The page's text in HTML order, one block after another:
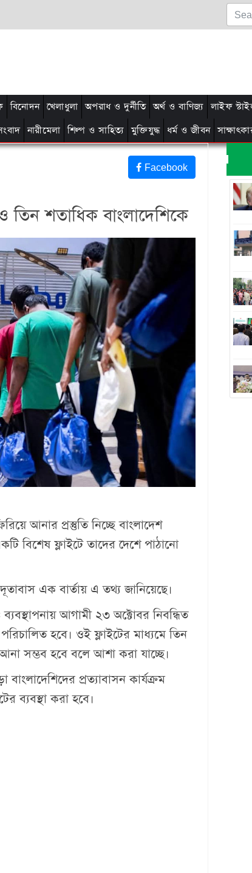
বিনোদন খেলাধুলা অপরাধ ও দুর্নীতি অর্থ ও বাণিজ্য লাইফ
নারীমেলা শিল্প ও সাহিত্য মুক্তিযুদ্ধ ধর্ম ও জীবন
Facebook
তিন শতাধিক বাংলাদেশিকে
আনার প্রস্তুতি নিচ্ছে বাংলাদেশ
বিশেষ ফ্লাইটে তাদের দেশে পাঠানো
এক বার্তায় এ তথ্য জানিয়েছে।
আগামী ২৩ অক্টোবর নিবন্ধিত
হবে। ওই ফ্লাইটের মাধ্যমে তিন
সম্ভব হবে বলে আশা করা যাচ্ছে।
প্রত্যাবাসন কার্যক্রম
ব্যবস্থা করা হবে।